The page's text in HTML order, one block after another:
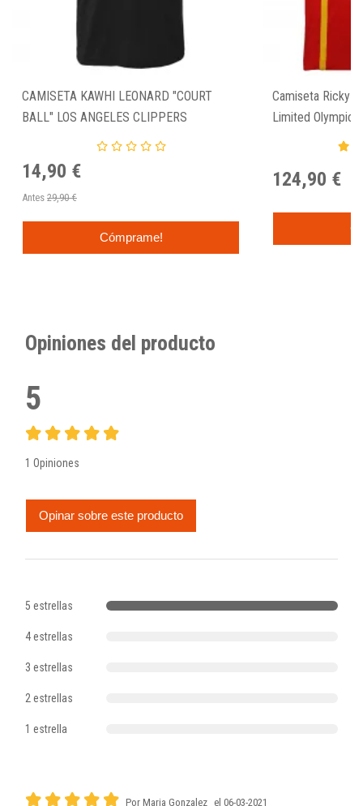
CAMISETA KAWHI LEONARD "COURT
BALL" LOS ANGELES CLIPPERS
14,90 €
Antes 29,90 €
Cómprame!
Camiseta Ricky
Limited Olympic
124,90 €
Opiniones del producto
5
1 Opiniones
Opinar sobre este producto
5 estrellas
4 estrellas
3 estrellas
2 estrellas
1 estrella
Por Maria Gonzalez el 06-03-2021